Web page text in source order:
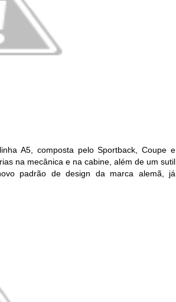
A5, composta pelo Sportback, Coupe e
na mecânica e na cabine, além de um sutil
padrão de design da marca alemã, já